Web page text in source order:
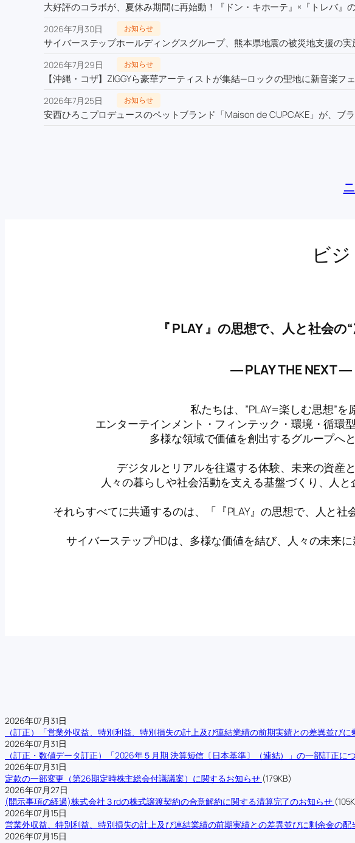
大好評のコラボが、夏休み期間に再始動！『ドン・キホーテ』×『トレバ』
2026年7月30日 お知らせ
サイバーステップホールディングスグループ、熊本県地震の被災地支援の実
2026年7月29日 お知らせ
【沖縄・コザ】ZIGGYら豪華アーティストが集結—ロックの聖地に新音楽フ
2026年7月25日 お知らせ
安西ひろこプロデュースのペットブランド「Maison de CUPCAKE」が、ブ
ビ
『 PLAY 』の思想で、人と社会の
― PLAY THE NEXT ―
私たちは、”PLAY=楽しむ思想”を
エンターテインメント・フィンテック・環境・循環
多様な領域で価値を創出するグループへ
デジタルとリアルを往還する体験、未来の資産
人々の暮らしや社会活動を支える基盤づくり、人と
それらすべてに共通するのは、「『PLAY』の思想で、人と社
サイバーステップHDは、多様な価値を結び、人々の未来に
2026年07月31日
（訂正）「営業外収益、特別利益、特別損失の計上及び連結業績の前期実績との差異並び
2026年07月31日
（訂正・数値データ訂正）「2026年５月期 決算短信〔日本基準〕（連結）」の一部訂正に
2026年07月31日
定款の一部変更（第26期定時株主総会付議議案）に関するお知らせ (179KB)
2026年07月27日
(開示事項の経過)株式会社３rdの株式譲渡契約の合意解約に関する清算完了のお知らせ
2026年07月15日
営業外収益、特別利益、特別損失の計上及び連結業績の前期実績との差異並びに剰余金の
2026年07月15日